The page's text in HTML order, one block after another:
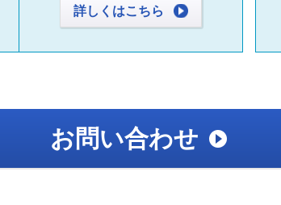
詳しくはこちら
お問い合わせ